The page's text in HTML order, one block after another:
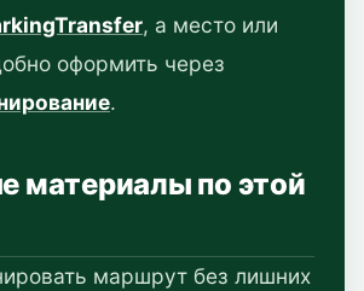
, а место или
оформить через
.
материалы по этой
маршрут без лишних